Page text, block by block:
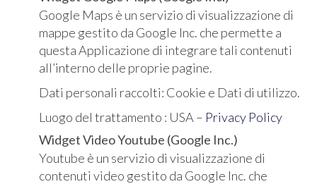
Google Maps è un servizio di visualizzazione di
mappe gestito da Google Inc. che permette a
questa Applicazione di integrare tali contenuti
all’interno delle proprie pagine.
Dati personali raccolti: Cookie e Dati di utilizzo.
Luogo del trattamento : USA – Privacy Policy
Widget Video Youtube (Google Inc.)
Youtube è un servizio di visualizzazione di
contenuti video gestito da Google Inc. che